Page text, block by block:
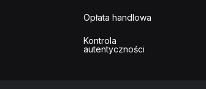
Opłata handlowa
Kontrola
autentyczności